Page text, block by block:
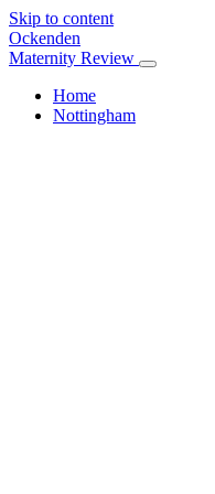
Skip to content
Ockenden
Maternity Review
Home
Nottingham